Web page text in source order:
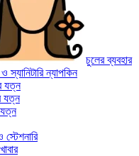
চুলের ব্যবহার
স্যানিটারি ন্যাপকিন
যত্ন
যত্ন